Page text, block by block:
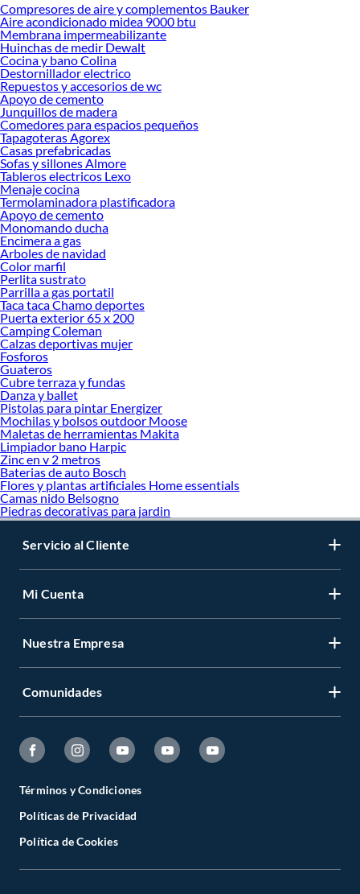
Desde remodelaciones hasta proyectos de decoración, estamos aquí para hacer
tus ideas realidad. ¡Visítanos y encuentra todo lo que tenemos para ofrecerte en
Grifería de Cocina y Lavadero!
Explora la variedad de productos de Grifería de Cocina y Lavadero en
Sodimac
Herramientas, materiales y accesorios de calidad para tus proyectos y
renovación de espacios. ¡Visítanos y descubre todo lo que tenemos para
ofrecerte!
Encuentra una amplia variedad de productos de Grifería de Cocina y Lavadero
en Sodimac. Encuentra todo lo necesario para tus proyectos de renovación y
decoración. ¡Visítanos y haz tus ideas realidad!
Compresores de aire y complementos Bauker
Aire acondicionado midea 9000 btu
Membrana impermeabilizante
Huinchas de medir Dewalt
Cocina y bano Colina
Destornillador electrico
Repuestos y accesorios de wc
Apoyo de cemento
Junquillos de madera
Comedores para espacios pequeños
Tapagoteras Agorex
Casas prefabricadas
Sofas y sillones Almore
Tableros electricos Lexo
Menaje cocina
Termolaminadora plastificadora
Apoyo de cemento
Monomando ducha
Encimera a gas
Arboles de navidad
Color marfil
Perlita sustrato
Parrilla a gas portatil
Taca taca Chamo deportes
Puerta exterior 65 x 200
Camping Coleman
Calzas deportivas mujer
Fosforos
Guateros
Cubre terraza y fundas
Danza y ballet
Pistolas para pintar Energizer
Mochilas y bolsos outdoor Moose
Maletas de herramientas Makita
Limpiador bano Harpic
Zinc en v 2 metros
Baterias de auto Bosch
Flores y plantas artificiales Home essentials
Camas nido Belsogno
Piedras decorativas para jardin
Servicio al Cliente
Mi Cuenta
Nuestra Empresa
Comunidades
Términos y Condiciones
Políticas de Privacidad
Política de Cookies